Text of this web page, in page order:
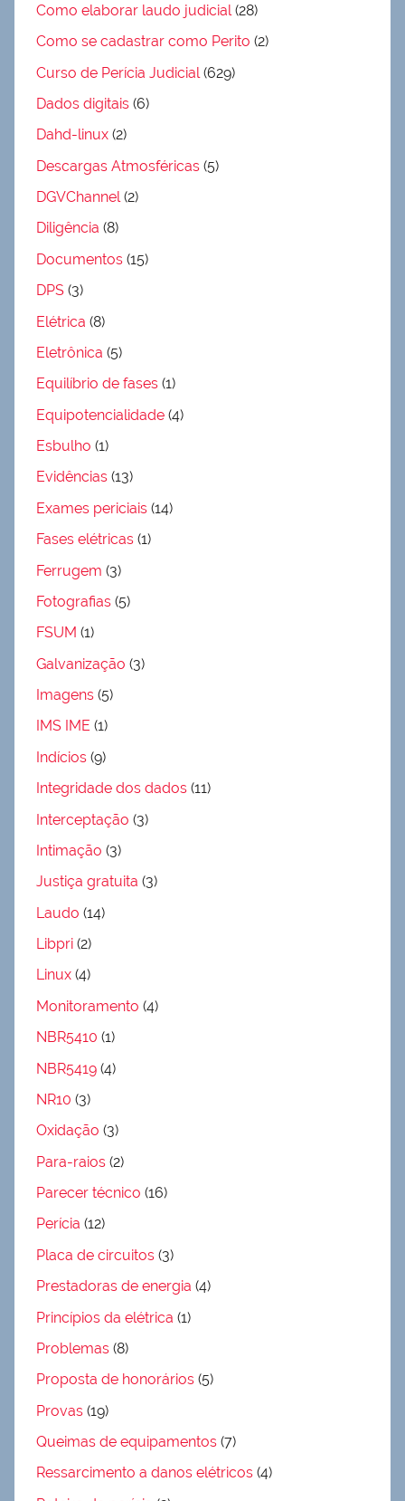
Como elaborar laudo judicial(28)
Como se cadastrar como Perito (2)
Curso de Perícia Judicial (629)
Dados digitais (6)
Dahd-linux (2)
Descargas Atmosféricas (5)
DGVChannel(2)
Diligência (8)
Documentos (15)
DPS (3)
Elétrica (8)
Eletrônica (5)
Equilíbrio de fases (1)
Equipotencialidade (4)
Esbulho (1)
Evidências (13)
Exames periciais (14)
Fases elétricas (1)
Ferrugem (3)
Fotografias (5)
FSUM (1)
Galvanização (3)
Imagens (5)
IMS IME (1)
Indícios (9)
Integridade dos dados (11)
Interceptação (3)
Intimação (3)
Justiça gratuita (3)
Laudo (14)
Libpri (2)
Linux (4)
Monitoramento (4)
NBR5410 (1)
NBR5419 (4)
NR10 (3)
Oxidação (3)
Para-raios (2)
Parecer técnico (16)
Perícia (12)
Placa de circuitos (3)
Prestadoras de energia (4)
Princípios da elétrica (1)
Problemas (8)
Proposta de honorários (5)
Provas (19)
Queimas de equipamentos (7)
Ressarcimento a danos elétricos (4)